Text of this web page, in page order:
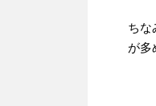
ちな
が多